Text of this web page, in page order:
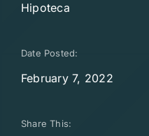
Hipoteca
Date Posted:
February 7, 2022
Share This: